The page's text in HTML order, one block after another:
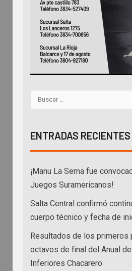
ENTRADAS RECIENTES
¡Manu La Serna fue
Juegos Suramericanos!
Salta Central confirmó
cuerpo técnico y fecha de
Resultados de los primeros
octavos de final del Anual
Inferiores Chacarero